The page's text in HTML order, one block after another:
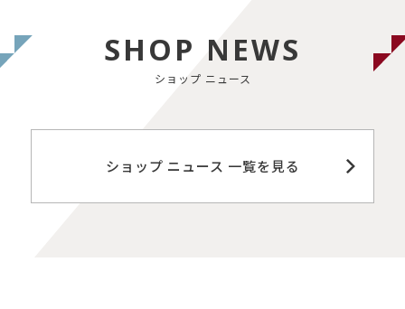
SHOP NEWS
ショップ ニュース
ショップ ニュース 一覧を見る